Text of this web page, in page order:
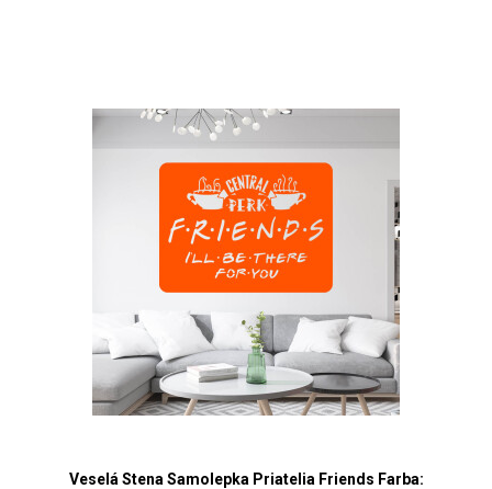
Veselá Stena Samolepka Priatelia Friends Farba: